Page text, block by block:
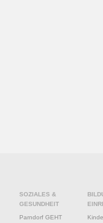
SOZIALES &
GESUNDHEIT
Parndorf GEHT